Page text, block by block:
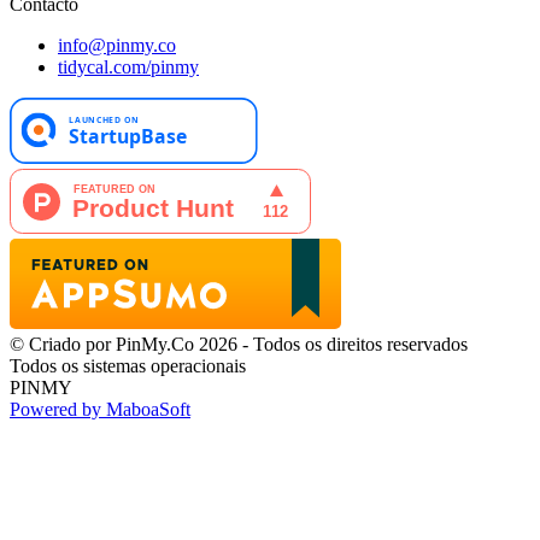
Contacto
info@pinmy.co
tidycal.com/pinmy
© Criado por PinMy.Co 2026 - Todos os direitos reservados
Todos os sistemas operacionais
PINMY
Powered by MaboaSoft